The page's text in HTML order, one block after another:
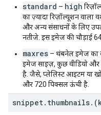
standard – high
का ज़्यादा रिज़ॉल्यूशन वाला
और अन्य संसाधनों के लिए
नतीजे. इस इमेज की चौड़ाई
maxres – थंबनेल इमेज का
इमेज साइज़, कुछ वीडियो और
है. जैसे, प्लेलिस्ट आइटम या
और 720 पिक्सल ऊंची है.
snippet. thumbnails.